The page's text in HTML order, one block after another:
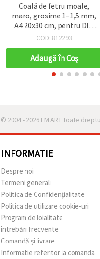
Coală de fetru moale,
maro, grosime 1–1,5 mm,
A4 20x30 cm, pentru DIY,
craft și decorațiuni
COD: 812293
Adaugă în Coş
© 2004 - 2026 EM ART Toate
INFORMATIE
Despre noi
Termeni generali
Politica de Confidențialitate
Politica de utilizare cookie-uri
Program de loialitate
întrebări frecvente
Comandă și livrare
Informatie referitor la comanda